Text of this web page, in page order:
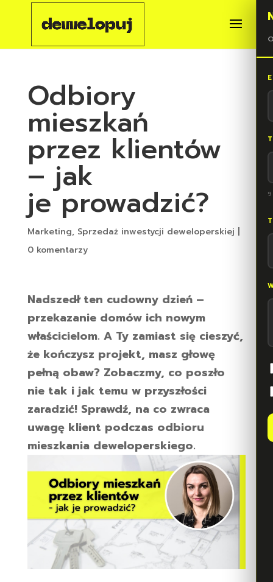
Odbiory
mieszkań
przez klientów
– jak
je prowadzić?
Marketing, Sprzedaż inwestycji deweloperskiej
0 komentarzy
Nadszedł ten cudowny dzień –
przekazanie domów ich nowym
właścicielom. A Ty zamiast się cieszyć,
że kończysz projekt, masz głowę
pełną obaw? Zobaczmy, co poszło
nie tak i jak temu w przyszłości
zaradzić! Sprawdź, na co zwraca
uwagę klient podczas odbioru
mieszkania deweloperskiego.